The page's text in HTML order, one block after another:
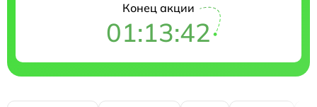
Конец акции
01:13:41